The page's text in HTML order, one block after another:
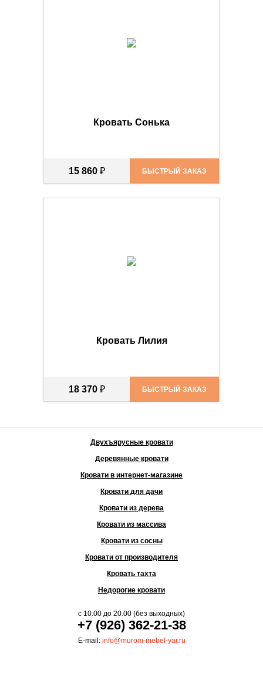
Кровать Сонька
15 860 ₽ БЫСТРЫЙ ЗАКАЗ
Кровать Лилия
18 370 ₽ БЫСТРЫЙ ЗАКАЗ
Двухъярусные кровати
Деревянные кровати
Кровати в интернет-магазине
Кровати для дачи
Кровати из дерева
Кровати из массива
Кровати из сосны
Кровати от производителя
Кровать тахта
Недорогие кровати
с 10.00 до 20.00 (без выходных)
+7 (926) 362-21-38
E-mail: info@murom-mebel-yar.ru